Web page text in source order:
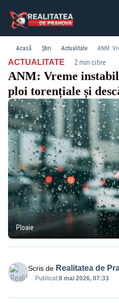
Acasă Știri Actualitate
ACTUALITATE· 2 min citire
ANM: Vreme
ploi torențiale și
Ploaie
Scris de Realitatea de
Publicat:8 mai 2026, 07:33